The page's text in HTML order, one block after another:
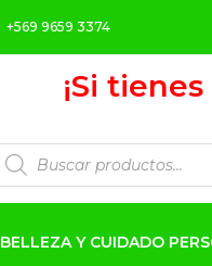
+569 9659 3374
¡Si
BELLEZA Y CUIDADO